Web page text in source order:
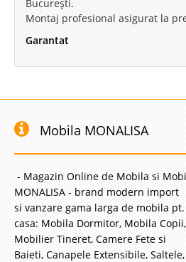
București.
Montaj profesional asigurat la
Garantat
Mobila MONALISA
- Magazin Online de Mobila si
MONALISA - brand modern import
si vanzare gama larga de mobila pt.
casa: Mobila Dormitor, Mobila Copii,
Mobilier Tineret, Camere Fete si
Baieti, Canapele Extensibile, Saltele,